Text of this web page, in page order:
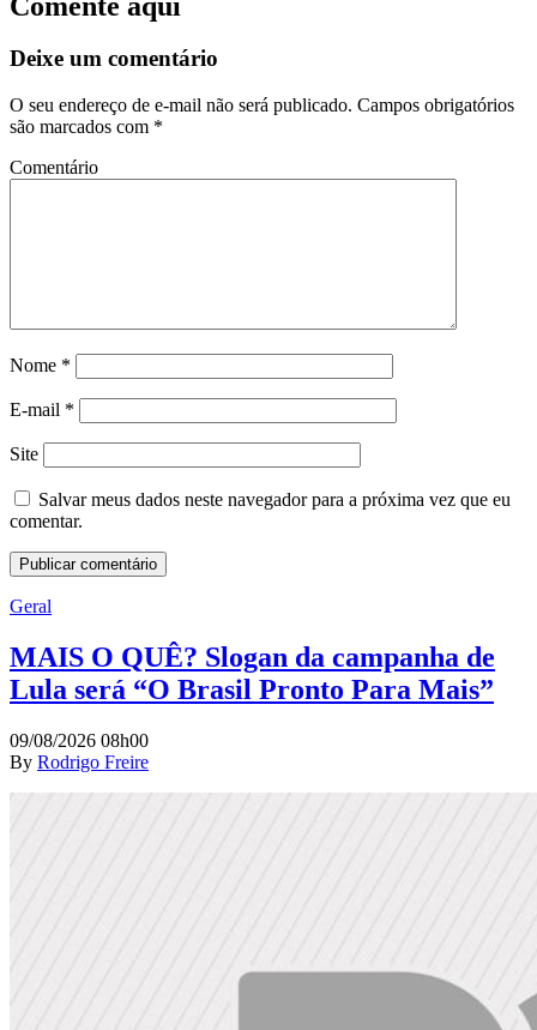
Deixe um comentário
O seu endereço de e-mail não será publicado. Campos obrigatórios
são marcados com *
Comentário
Nome *
E-mail *
Site
Salvar meus dados neste navegador para a próxima vez que eu
comentar.
Geral
MAIS O QUÊ? Slogan da campanha de
Lula será “O Brasil Pronto Para Mais”
09/08/2026 08h00
By Rodrigo Freire